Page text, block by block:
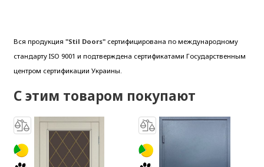
Вся продукция "Stil Doors"сертифицирована по международному
стандарту ISO 9001 и подтверждена сертификатами Государственным
центром сертификации Украины.
С этим товаром покупают